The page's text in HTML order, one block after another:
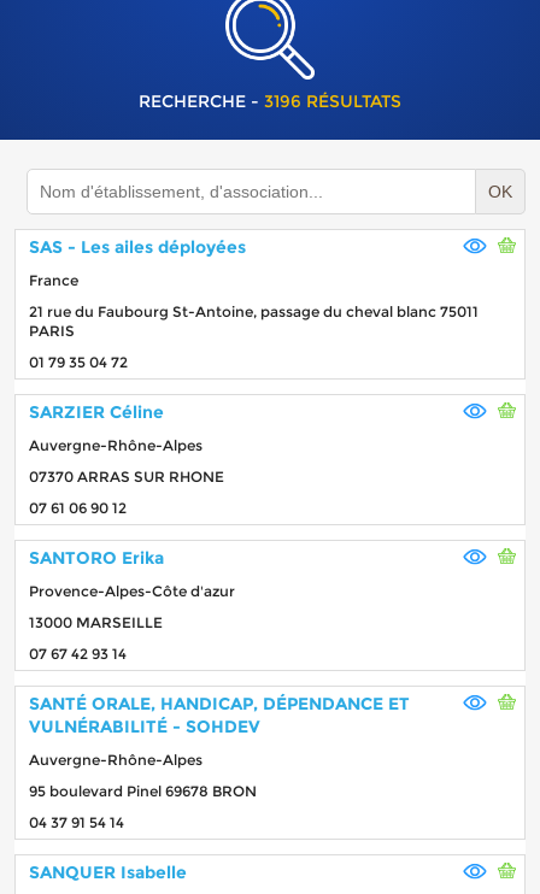
RECHERCHE - 3196 RÉSULTATS
OK
SAS - Les ailes déployées
France
21 rue du Faubourg St-Antoine, passage du cheval blanc 75011
PARIS
01 79 35 04 72
SARZIER Céline
Auvergne-Rhône-Alpes
07370 ARRAS SUR RHONE
07 61 06 90 12
SANTORO Erika
Provence-Alpes-Côte d'azur
13000 MARSEILLE
07 67 42 93 14
SANTÉ ORALE, HANDICAP, DÉPENDANCE ET
VULNÉRABILITÉ - SOHDEV
Auvergne-Rhône-Alpes
95 boulevard Pinel 69678 BRON
04 37 91 54 14
SANQUER Isabelle